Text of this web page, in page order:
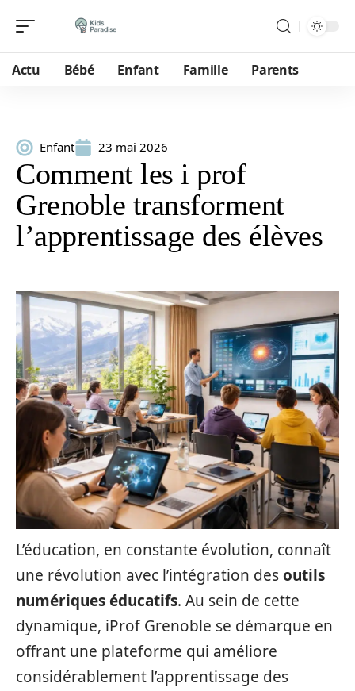
Actu Bébé Enfant Famille Parents
Enfant 23 mai 2026
Comment les i prof
Grenoble transforment
l’apprentissage des élèves
L’éducation, en constante évolution, connaît
une révolution avec l’intégration desoutils
numériques éducatifs. Au sein de cette
dynamique, iProf Grenoble se démarque en
offrant une plateforme qui améliore
considérablement l’apprentissage des